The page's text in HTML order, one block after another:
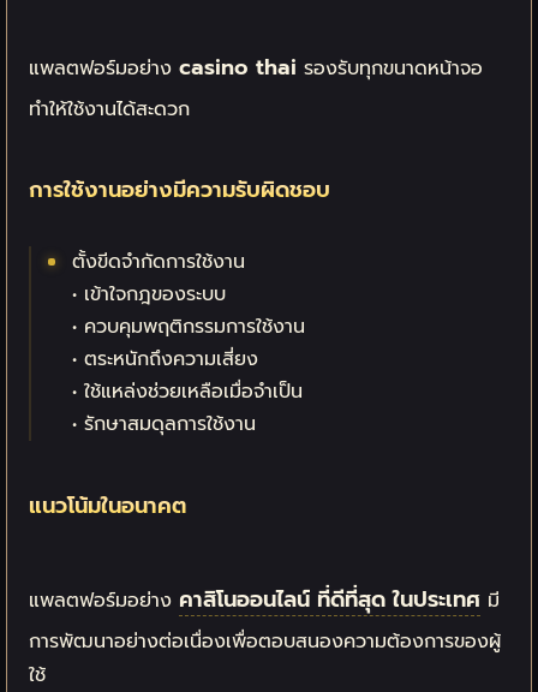
แพลตฟอร์มอย่างcasino thai รองรับทุกขนาดหน้าจอ
ทำให้ใช้งานได้สะดวก
การใช้งานอย่างมีความรับผิดชอบ
ตั้งขีดจำกัดการใช้งาน
• เข้าใจกฎของระบบ
• ควบคุมพฤติกรรมการใช้งาน
• ตระหนักถึงความเสี่ยง
• ใช้แหล่งช่วยเหลือเมื่อจำเป็น
• รักษาสมดุลการใช้งาน
แนวโน้มในอนาคต
แพลตฟอร์มอย่าง คาสิโนออนไลน์ ที่ดีที่สุด ในประเทศ มี
การพัฒนาอย่างต่อเนื่องเพื่อตอบสนองความต้องการของผู้
ใช้